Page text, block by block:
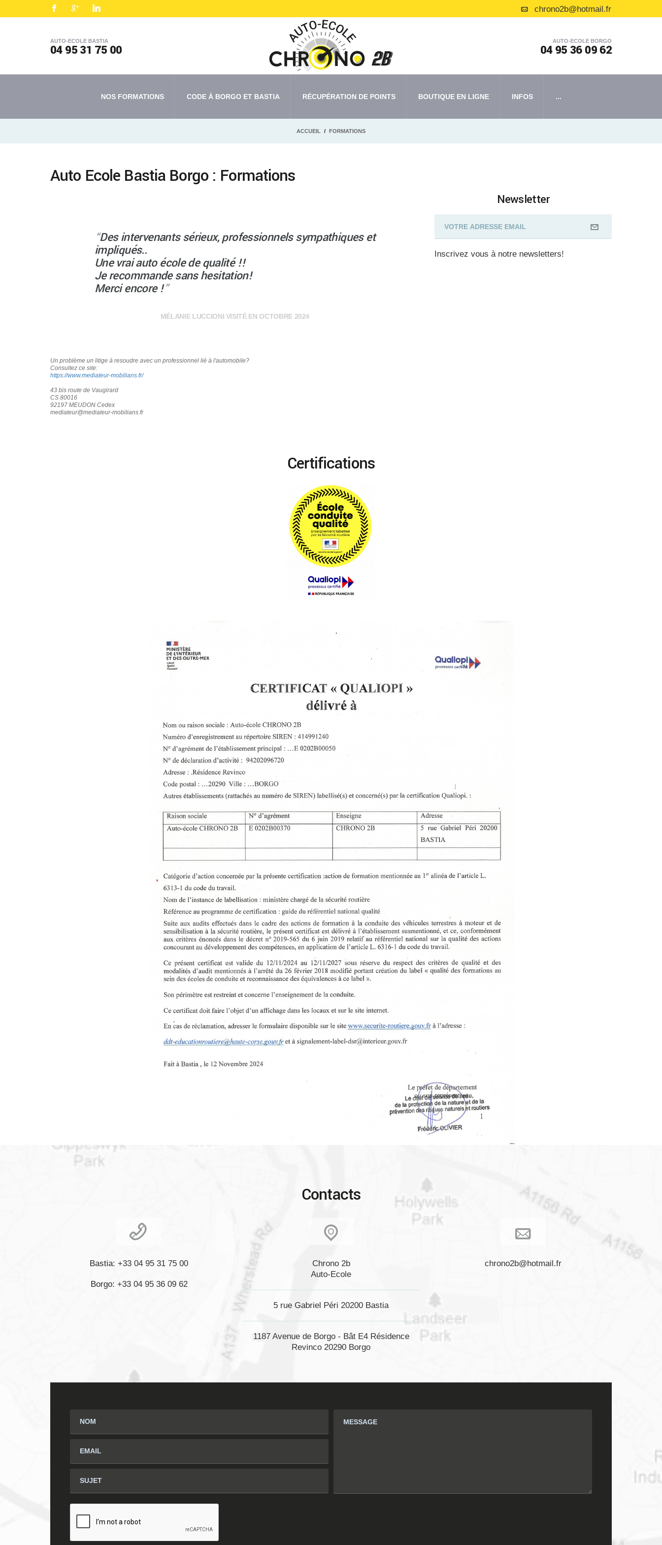
chrono2b@hotmail.fr
AUTO-ECOLE BASTIA
04 95 31 75 00
AUTO-ECOLE BORGO
04 95 36 09 62
NOS FORMATIONS CODE À BORGO ET BASTIA RÉCUPÉRATION DE POINTS BOUTIQUE EN LIGNE INFOS ...
ACCUEIL FORMATIONS
Auto Ecole Bastia Borgo : Formations
“Des intervenants sérieux, professionnels sympathiques et
impliqués..
Une vrai auto école de qualité !!
Je recommande sans hesitation!
Merci encore !”
MÉLANIE LUCCIONI VISITÉ EN OCTOBRE 2024
Un problème un litige à resoudre avec un professionnel lié à l'automobile?
Consultez ce site:
https://www.mediateur-mobilians.fr/
43 bis route de Vaugirard
CS 80016
92197 MEUDON Cedex
mediateur@mediateur-mobilians.fr
Newsletter
Inscrivez vous à notre newsletters!
Certifications
Contacts
Bastia: +33 04 95 31 75 00
Borgo: +33 04 95 36 09 62
Chrono 2b
Auto-Ecole
5 rue Gabriel Péri 20200 Bastia
1187 Avenue de Borgo - Bât E4 Résidence
Revinco 20290 Borgo
chrono2b@hotmail.fr